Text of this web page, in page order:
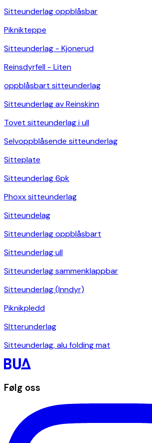
Sitteunderlag oppblåsbar
Piknikteppe
Sitteunderlag - Kjonerud
Reinsdyrfell - Liten
oppblåsbart sitteunderlag
Sitteunderlag av Reinskinn
Tovet sitteunderlag i ull
Selvoppblåsende sitteunderlag
Sitteplate
Sitteunderlag 6pk
Phoxx sitteunderlag
Sitteundelag
Sitteunderlag oppblåsbart
Sitteunderlag ull
Sitteunderlag sammenklappbar
Sitteunderlag (Inndyr)
Piknikpledd
SItterunderlag
Sitteunderlag, alu folding mat
Følg oss